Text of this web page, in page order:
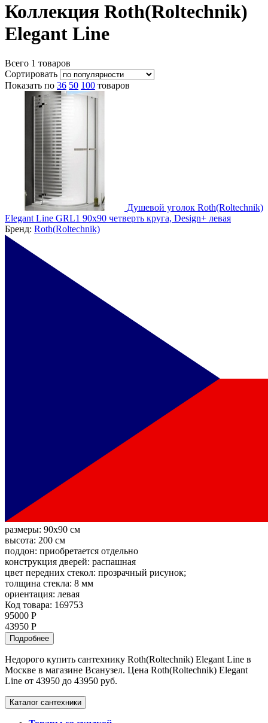
Коллекция Roth(Roltechnik)
Elegant Line
Всего 1 товаров
Сортировать
Показать по 36 50 100 товаров
Душевой уголок Roth(Roltechnik)
Elegant Line GRL1 90x90 четверть круга, Design+ левая
Бренд: Roth(Roltechnik)
размеры: 90x90 см
высота: 200 см
поддон: приобретается отдельно
конструкция дверей: распашная
цвет передних стекол: прозрачный рисунок;
толщина стекла: 8 мм
ориентация: левая
Код товара: 169753
95000 Р
43950 Р
Подробнее
Недорого купить сантехнику Roth(Roltechnik) Elegant Line в
Москве в магазине Всанузел. Цена Roth(Roltechnik) Elegant
Line от 43950 до 43950 руб.
Каталог сантехники